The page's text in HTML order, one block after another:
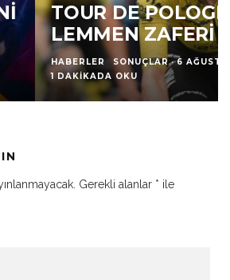
BART
ELDE ETTI
6 AĞUSTOS 2026 ·
Gerekli alanlar * ile